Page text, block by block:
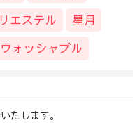
エステル
星月
ウォッシャブル
たします。